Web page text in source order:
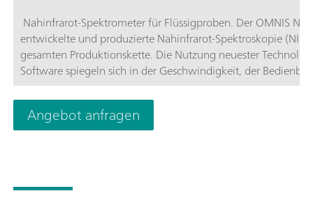
Nahinfrarot-Spektrometer für Flüssigproben. Der OMNIS
entwickelte und produzierte Nahinfrarot-Spektroskopie
gesamten Produktionskette. Die Nutzung neuester
Software spiegeln sich in der Geschwindigkeit, der
Spektrometer wider.Die Vorteile des OMNIS NIR Analyzer
weniger als 10 Sekunden; Temperaturkontrolle an der Probe
Einsetzen und der Entnahme des Probengefässes;
Verknüpfung mit weiteren Analysetechnologien (Titration);
Angebot anfragen